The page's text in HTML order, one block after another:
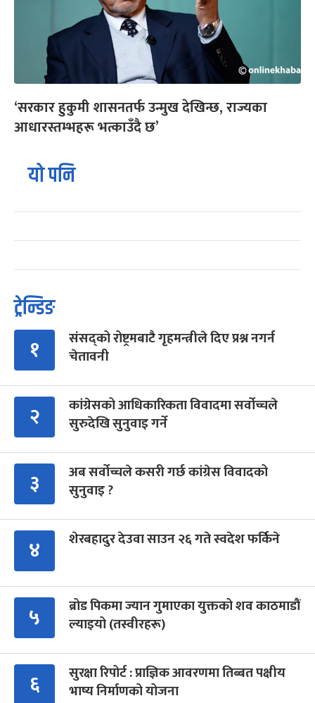
‘सरकार हुकुमी शासनतर्फ उन्मुख देखिन्छ, राज्यका
आधारस्तम्भहरू भत्काउँदै छ’
यो पनि
ट्रेन्डिङ
१
संसद्को रोष्ट्रमबाटै गृहमन्त्रीले दिए प्रश्न नगर्न
चेतावनी
२
कांग्रेसको आधिकारिकता विवादमा सर्वोच्चले
सुरुदेखि सुनुवाइ गर्ने
३
अब सर्वोच्चले कसरी गर्छ कांग्रेस विवादको
सुनुवाइ ?
४ शेरबहादुर देउवा साउन २६ गते स्वदेश फर्किने
५
ब्रोड पिकमा ज्यान गुमाएका युक्तको शव काठमाडौं
ल्याइयो (तस्वीरहरू)
६
सुरक्षा रिपोर्ट : प्राज्ञिक आवरणमा तिब्बत पक्षीय
भाष्य निर्माणको योजना